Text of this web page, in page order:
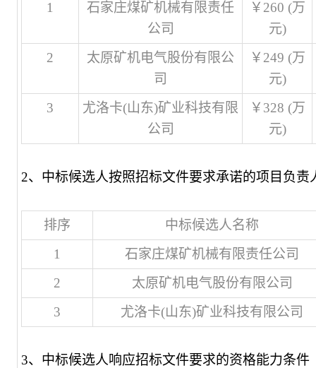
1
石家庄煤矿机械有限责任
公司
￥260 (万
元)
2
太原矿机电气股份有限公
司
￥249 (万
元)
3
尤洛卡(山东)矿业科技有限
公司
￥328 (万
元)
2、中标候选人按照招标文件要求承诺的项目负责
排序
中标候选人名称
1
石家庄煤矿机械有限责任公司
2
太原矿机电气股份有限公司
3
尤洛卡(山东)矿业科技有限公司
3、中标候选人响应招标文件要求的资格能力条件